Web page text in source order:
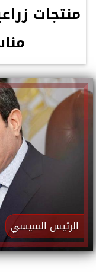
منتجات
الرئيس السيسي